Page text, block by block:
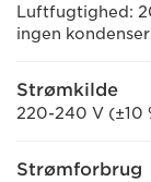
Luftfugtighed:
ingen
Strømkilde
220-240 V (±10
Strømforbrug